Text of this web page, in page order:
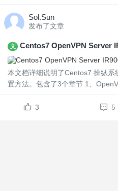
Sol.Sun
发布了文章
文 Centos7 OpenVPN Server
本文档详细说明了Centos7 操纵
置方法。包含了3个章节 1、
如何作为客户端连接到服务器...
3 5